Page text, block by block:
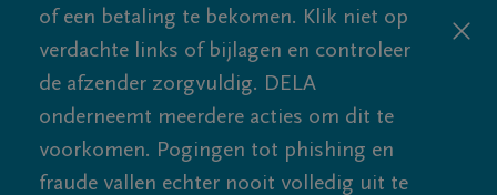
of een betaling te bekomen. Klik niet op
verdachte links of bijlagen en controleer
de afzender zorgvuldig. DELA
onderneemt meerdere acties om dit te
voorkomen. Pogingen tot phishing en
fraude vallen echter nooit volledig uit te